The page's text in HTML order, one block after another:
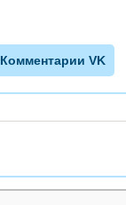
Комментарии VK